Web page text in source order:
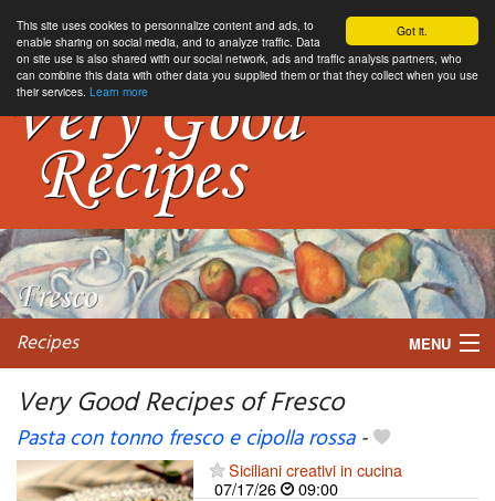
Got it.
This site uses cookies to personnalize content and ads, to
enable sharing on social media, and to analyze traffic. Data
on site use is also shared with our social network, ads and traffic analysis partners, who
can combine this data with other data you supplied them or that they collect when you use
their services. Learn more
Recipes MENU
My favorite blogs
Very Good Recipes of Fresco
Pasta con tonno fresco e cipolla rossa-
Siciliani creativi in cucina
07/17/26
09:00